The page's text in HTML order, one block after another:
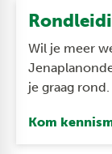
Wil je meer
je graag rond.
Kom